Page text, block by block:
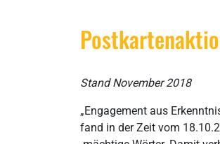
Stand November 2018
„Engagement aus
fand in der Zeit vom